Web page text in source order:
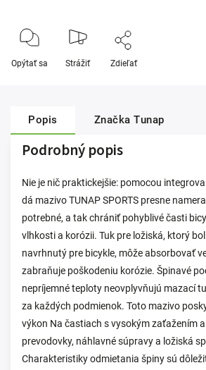
Opýtať sa Strážiť Zdieľať
Popis Značka Tunap
Podrobný popis
Nie je nič praktickejšie: pomocou
dá mazivo TUNAP SPORTS presne
potrebné, a tak chrániť pohyblivé časti
vlhkosti a korózii. Tuk pre ložiská, ktorý
navrhnutý pre bicykle, môže absorbovať
zabraňuje poškodeniu korózie. Špinavé
nepríjemné teploty neovplyvňujú mazací
za každých podmienok. Toto mazivo
výkon Na častiach s vysokým zaťažením
prevodovky, náhlavné súpravy a ložiská
Charakteristiky odmietania špiny sú